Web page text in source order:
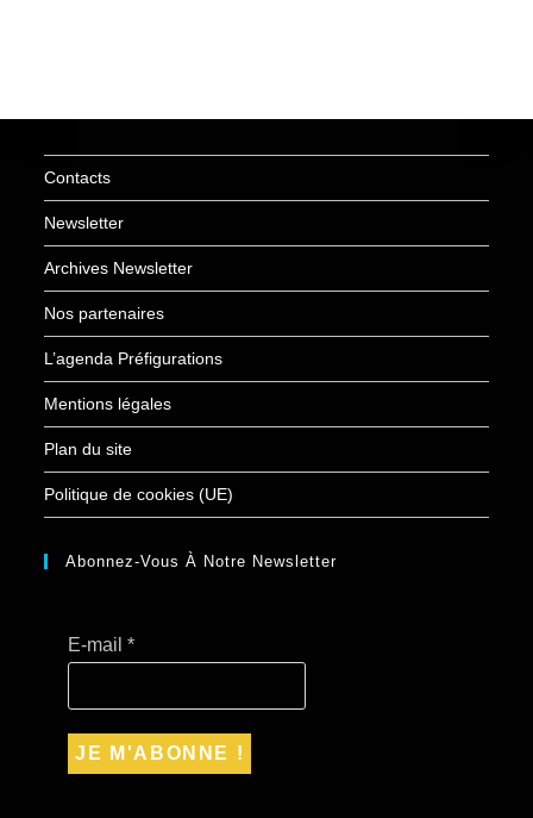
Contacts
Newsletter
Archives Newsletter
Nos partenaires
L’agenda Préfigurations
Mentions légales
Plan du site
Politique de cookies (UE)
Abonnez-Vous À Notre Newsletter
E-mail*